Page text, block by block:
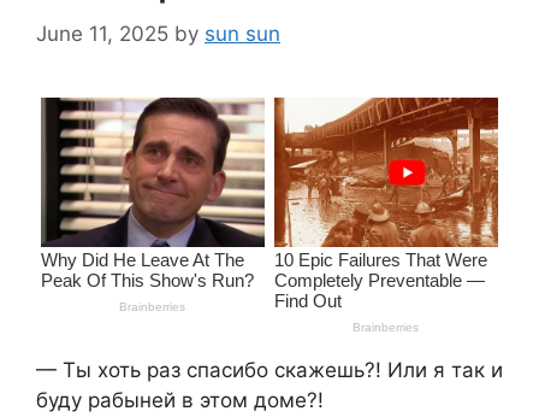
June 11, 2025 by sun sun
— Ты хоть раз спасибо скажешь?! Или я так и
буду рабыней в этом доме?!